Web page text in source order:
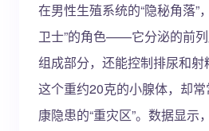
在男性生殖系统的“隐秘角落”
卫士”的角色——它分泌的前
组成部分，还能控制排尿和射
这个重约20克的小腺体，却
康隐患的“重灾区”。数据显示